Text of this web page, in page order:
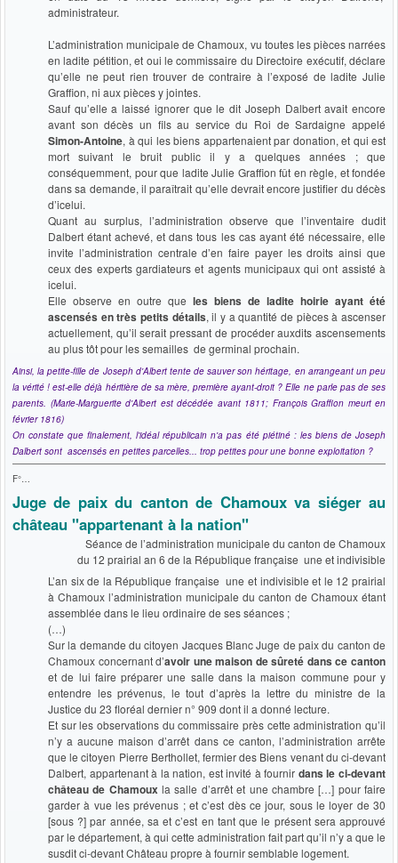
administrateur.
L’administration municipale de Chamoux, vu toutes les pièces narrées
en ladite pétition, et oui le commissaire du Directoire exécutif, déclare
qu’elle ne peut rien trouver de contraire à l’exposé de ladite Julie
Graffion, ni aux pièces y jointes.
Sauf qu’elle a laissé ignorer que le dit Joseph Dalbert avait encore
avant son décès un fils au service du Roi de Sardaigne appelé
Simon-Antoine, à qui les biens appartenaient par donation, et qui est
mort suivant le bruit public il y a quelques années ; que
conséquemment, pour que ladite Julie Graffion fût en règle, et fondée
dans sa demande, il paraîtrait qu’elle devrait encore justifier du décès
d’icelui.
Quant au surplus, l’administration observe que l’inventaire dudit
Dalbert étant achevé, et dans tous les cas ayant été nécessaire, elle
invite l’administration centrale d’en faire payer les droits ainsi que
ceux des experts gardiateurs et agents municipaux qui ont assisté à
icelui.
Elle observe en outre que les biens de ladite hoirie ayant été
ascensés en très petits détails, il y a quantité de pièces à ascenser
actuellement, qu’il serait pressant de procéder auxdits ascensements
au plus tôt pour les semailles de germinal prochain.
Ainsi, la petite-fille de Joseph d'Albert tente de sauver son héritage, en arrangeant un peu
la vérité ! est-elle déjà héritière de sa mère, première ayant-droit ? Elle ne parle pas de ses
parents. (Marie-Marguerite d'Albert est décédée avant 1811; François Graffion meurt en
février 1816)
On constate que finalement, l'idéal républicain n'a pas été piétiné : les biens de Joseph
Dalbert sont ascensés en petites parcelles... trop petites pour une bonne exploitation ?
F°…
Juge de paix du canton de Chamoux va siéger au
château "appartenant à la nation"
Séance de l’administration municipale du canton de Chamoux
du 12 prairial an 6 de la République française une et indivisible
L’an six de la République française une et indivisible et le 12 prairial
à Chamoux l’administration municipale du canton de Chamoux étant
assemblée dans le lieu ordinaire de ses séances ;
(…)
Sur la demande du citoyen Jacques Blanc Juge de paix du canton de
Chamoux concernant d’avoir une maison de sûreté dans ce canton
et de lui faire préparer une salle dans la maison commune pour y
entendre les prévenus, le tout d’après la lettre du ministre de la
Justice du 23 floréal dernier n° 909 dont il a donné lecture.
Et sur les observations du commissaire près cette administration qu’il
n’y a aucune maison d’arrêt dans ce canton, l’administration arrête
que le citoyen Pierre Berthollet, fermier des Biens venant du ci-devant
Dalbert, appartenant à la nation, est invité à fournir dans le ci-devant
château de Chamouxla salle d’arrêt et une chambre […] pour faire
garder à vue les prévenus ; et c’est dès ce jour, sous le loyer de 30
[sous ?] par année, sa et c’est en tant que le présent sera approuvé
par le département, à qui cette administration fait part qu’il n’y a que le
susdit ci-devant Château propre à fournir semblable logement.